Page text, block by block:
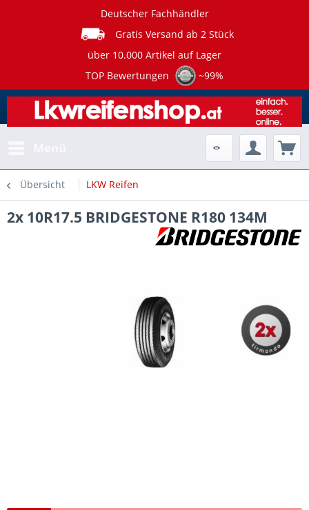
Deutscher Fachhändler
Gratis Versand ab 2 Stück
über 10.000 Artikel auf Lager
TOP Bewertungen
~99%
Übersicht LKW Reifen
2x 10R17.5 BRIDGESTONE R180 134M